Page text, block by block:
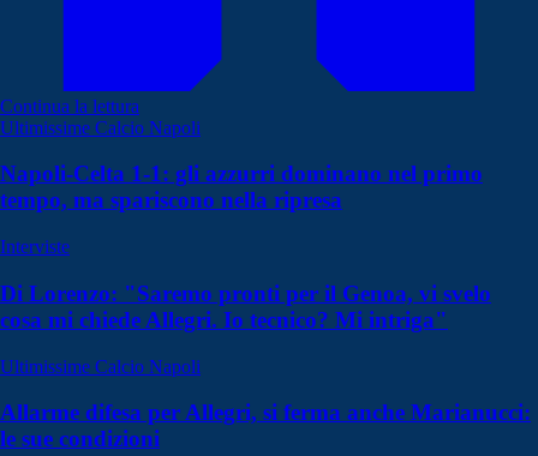
Continua la lettura
Ultimissime Calcio Napoli
Napoli-Celta 1-1: gli azzurri dominano nel primo
tempo, ma spariscono nella ripresa
Interviste
Di Lorenzo: "Saremo pronti per il Genoa, vi svelo
cosa mi chiede Allegri. Io tecnico? Mi intriga"
Ultimissime Calcio Napoli
Allarme difesa per Allegri, si ferma anche Marianucci:
le sue condizioni